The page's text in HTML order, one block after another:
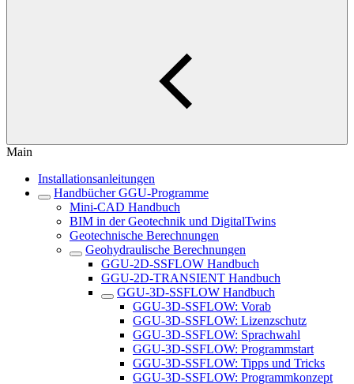
Main
Installationsanleitungen
Handbücher GGU-Programme
Mini-CAD Handbuch
BIM in der Geotechnik und DigitalTwins
Geotechnische Berechnungen
Geohydraulische Berechnungen
GGU-2D-SSFLOW Handbuch
GGU-2D-TRANSIENT Handbuch
GGU-3D-SSFLOW Handbuch
GGU-3D-SSFLOW: Vorab
GGU-3D-SSFLOW: Lizenzschutz
GGU-3D-SSFLOW: Sprachwahl
GGU-3D-SSFLOW: Programmstart
GGU-3D-SSFLOW: Tipps und Tricks
GGU-3D-SSFLOW: Programmkonzept